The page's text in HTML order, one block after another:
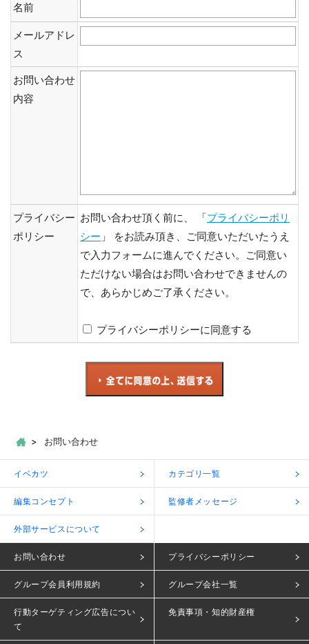
名前
メールアドレ
ス
お問い合わせ
内容
プライバシー
ポリシー
お問い合わせ頂く前に、 「プライバシーポリ
シー 」 をお読み頂き、ご同意いただいたうえ
で入力フォームに進んでください。ご同意い
ただけない場合はお問い合わせできませんの
で、あらかじめご了承ください。
プライバシーポリシーに同意する
お問い合わせ
イベカツ カテゴリ一覧
編集コンセプト 監修者メッセージ
外部サービスについて
お問い合わせ プライバシーポリシー
グループ会員利用規約 グループ会社一覧
行動ターゲティング広告につい
て
免責事項・知的財産権